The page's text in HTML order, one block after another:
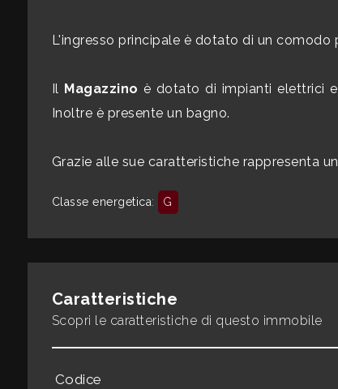
L'ingresso principale è dotato di un
Il Magazzino è dotato di impianti elettrici
Inoltre è presente un bagno.
Grazie alle sue caratteristiche rappresenta
Classe energetica: G
Caratteristiche
Scopri le caratteristiche di questo immobile
Codice
Locali